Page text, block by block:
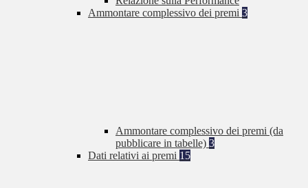
Ammontare complessivo dei premi 3
Ammontare complessivo dei premi (da
pubblicare in tabelle) 3
Dati relativi ai premi 15